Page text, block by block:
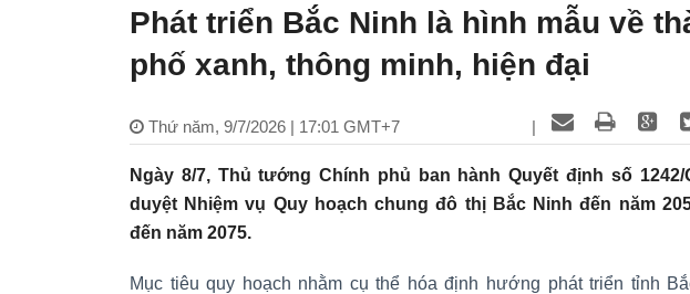
Phát triển Bắc Ninh là hình mẫu về
phố xanh, thông minh, hiện đại
Thứ năm, 9/7/2026 | 17:01 GMT+7 |
Ngày 8/7, Thủ tướng Chính phủ ban hành Quyết định số 1242/
duyệt Nhiệm vụ Quy hoạch chung đô thị Bắc Ninh đến năm
đến năm 2075.
Mục tiêu quy hoạch nhằm cụ thể hóa định hướng phát triển tỉnh